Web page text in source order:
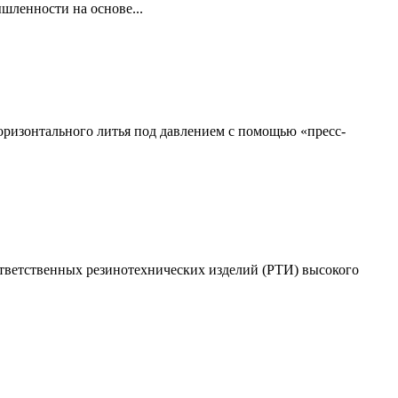
на основе...
литья под давлением с помощью «пресс-
резинотехнических изделий (РТИ) высокого